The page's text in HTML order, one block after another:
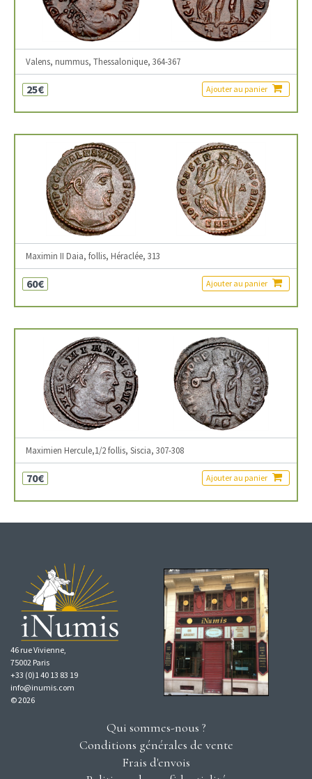
Valens, nummus, Thessalonique, 364-367
25€ Ajouter au panier
Maximin II Daia, follis, Héraclée, 313
60€ Ajouter au panier
Maximien Hercule,1/2 follis, Siscia, 307-308
70€ Ajouter au panier
46 rue Vivienne,
75002 Paris
+33 (0)1 40 13 83 19
info@inumis.com
© 2026
Qui sommes-nous ?
Conditions générales de vente
Frais d'envois